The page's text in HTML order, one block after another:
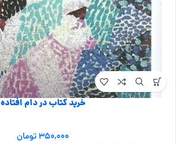
خرید کتاب در دام افتاده
۳۵۰,۰۰۰تومان